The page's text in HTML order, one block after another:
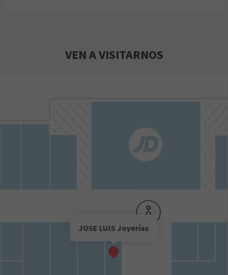
VEN A VISITARNOS
JOSE LUIS Joyerías